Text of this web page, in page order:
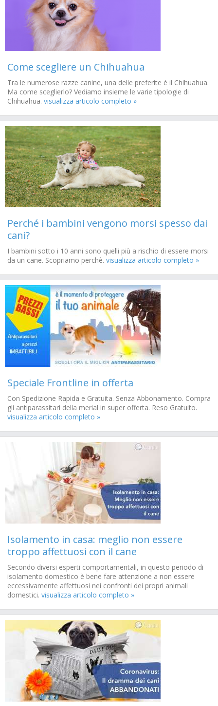
Come scegliere un Chihuahua
Tra le numerose razze canine, una delle preferite è il Chihuahua.
Ma come sceglierlo? Vediamo insieme le varie tipologie di
Chihuahua. visualizza articolo completo »
Perché i bambini vengono morsi spesso dai
cani?
I bambini sotto i 10 anni sono quelli più a rischio di essere morsi
da un cane. Scopriamo perchè. visualizza articolo completo »
Speciale Frontline in offerta
Con Spedizione Rapida e Gratuita. Senza Abbonamento. Compra
gli antiparassitari della merial in super offerta. Reso Gratuito.
visualizza articolo completo »
Isolamento in casa: meglio non essere
troppo affettuosi con il cane
Secondo diversi esperti comportamentali, in questo periodo di
isolamento domestico è bene fare attenzione a non essere
eccessivamente affettuosi nei confronti dei propri animali
domestici. visualizza articolo completo »